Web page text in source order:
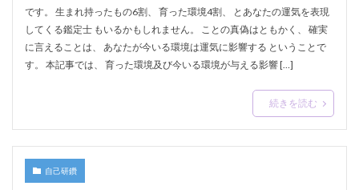
です。 生まれ持ったもの6割、 育った環境4割、 とあなたの運気を表現
してくる鑑定士 もいるかもしれません。 ことの真偽はともかく、 確実
に言えることは、 あなたが今いる環境は運気に影響する ということで
す。 本記事では、 育った環境及び今いる環境が与える影響 […]
続きを読む
自己研鑽